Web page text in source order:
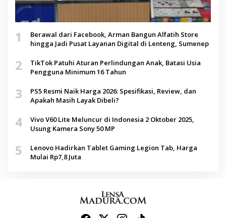
1
Berawal dari Facebook, Arman Bangun Alfatih Store
hingga Jadi Pusat Layanan Digital di Lenteng, Sumenep
2
TikTok Patuhi Aturan Perlindungan Anak, Batasi Usia
Pengguna Minimum 16 Tahun
3
PS5 Resmi Naik Harga 2026: Spesifikasi, Review, dan
Apakah Masih Layak Dibeli?
4
Vivo V60 Lite Meluncur di Indonesia 2 Oktober 2025,
Usung Kamera Sony 50 MP
5
Lenovo Hadirkan Tablet Gaming Legion Tab, Harga
Mulai Rp7,8 Juta